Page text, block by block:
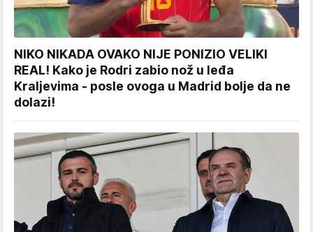
NIKO NIKADA OVAKO NIJE PONIZIO VELIKI
REAL! Kako je Rodri zabio nož u leđa
Kraljevima - posle ovoga u Madrid bolje da ne
dolazi!